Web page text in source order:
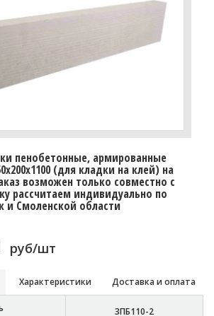
пенобетонные, армированные
(для кладки на клей) на
возможен только совместно с
рассчитаем индивидуально по
и Смоленской области
руб/шт
Характеристики Доставка и оплата
3ПБ110-2